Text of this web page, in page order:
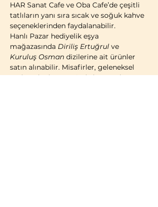
HAR Sanat Cafe ve Oba Cafe’de çeşitli
tatlıların yanı sıra sıcak ve soğuk kahve
seçeneklerinden faydalanabilir.
Hanlı Pazar hediyelik eşya
mağazasında Diriliş Ertuğrul ve
Kuruluş Osman dizilerine ait ürünler
satın alınabilir. Misafirler, geleneksel
Türk çadırı konseptinde kostümlü